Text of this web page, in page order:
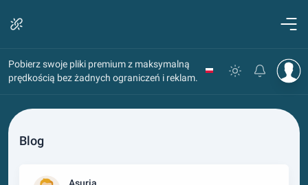
Pobierz swoje pliki premium z maksymalną
prędkością bez żadnych ograniczeń i reklam.
Blog